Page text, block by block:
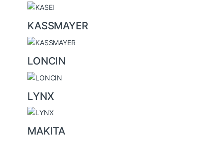
KASSMAYER
LONCIN
LYNX
MAKITA